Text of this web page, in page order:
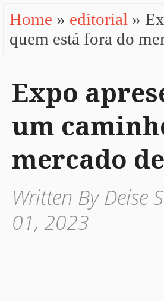
Home » editorial »
quem está fora do
Expo
um
mercado
Written By
01, 2023